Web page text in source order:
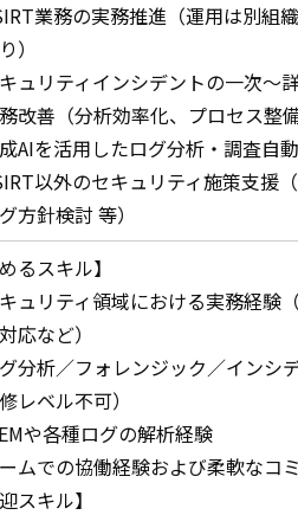
業務の実務推進（運用は別組
）
ュリティインシデントの一次～
改善（分析効率化、プロセス整
AIを活用したログ分析・調査自
以外のセキュリティ施策支援
方針検討 等）
るスキル】
ュリティ領域における実務経験
応など）
分析／フォレンジック／インシ
修レベル不可）
や各種ログの解析経験
ムでの協働経験および柔軟なコ
スキル】